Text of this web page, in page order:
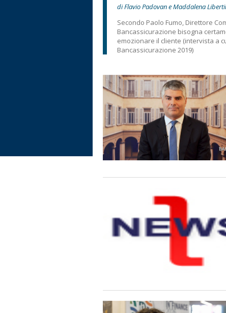
di Flavio Padovan e Maddalena
Secondo Paolo Fumo, Direttore
Bancassicurazione bisogna
emozionare il cliente (intervista a
Bancassicurazione 2019)